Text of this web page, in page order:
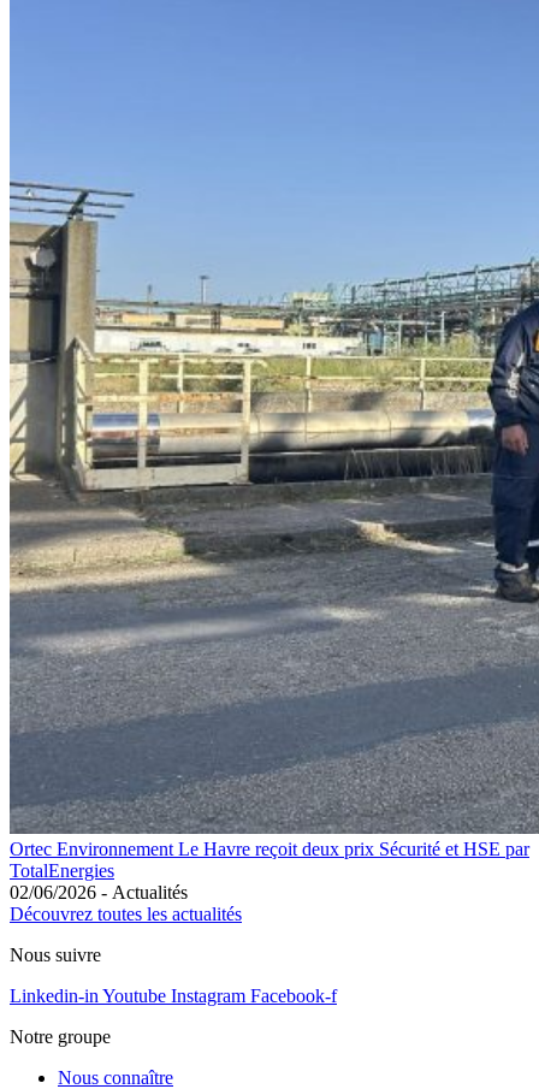
Ortec Environnement Le Havre reçoit deux prix Sécurité et HSE par
TotalEnergies
02/06/2026 - Actualités
Découvrez toutes les actualités
Nous suivre
Linkedin-in Youtube Instagram Facebook-f
Notre groupe
Nous connaître